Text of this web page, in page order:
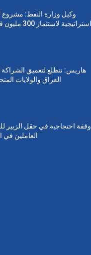
وكيل وزارة النفط: مشروع
استراتيجية
هاريس: نتطلع لتعميق الشراكة
العراق والولايات
وقفة احتجاجية في حقل الزبير
العاملين في